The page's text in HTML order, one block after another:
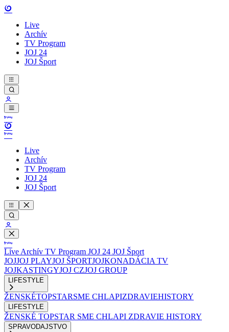
Live
Archív
TV Program
JOJ 24
JOJ Šport
Live
Archív
TV Program
JOJ 24
JOJ Šport
Live Archív TV Program JOJ 24 JOJ Šport
JOJJOJ PLAYJOJ ŠPORTJOJKONADÁCIA TV
JOJKASTINGYJOJ CZJOJ GROUP
LIFESTYLE
ŽENSKÉTOPSTARSME CHLAPIZDRAVIEHISTORY
LIFESTYLE
ŽENSKÉ TOPSTAR SME CHLAPI ZDRAVIE HISTORY
SPRAVODAJSTVO